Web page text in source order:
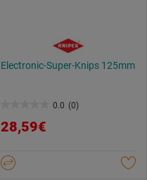
Electronic-Super-Knips 125mm
0.0 (0)
von
Sternen.
28,59€